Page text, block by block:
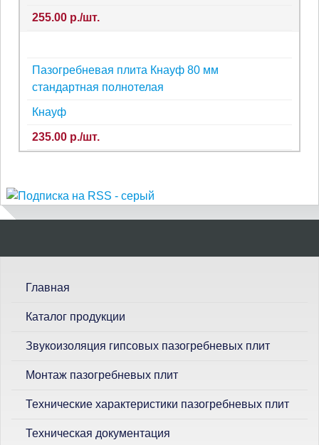
255.00 р./шт.
Пазогребневая плита Кнауф 80 мм
стандартная полнотелая
Кнауф
235.00 р./шт.
Главная
Каталог продукции
Звукоизоляция гипсовых пазогребневых плит
Монтаж пазогребневых плит
Технические характеристики пазогребневых плит
Техническая документация